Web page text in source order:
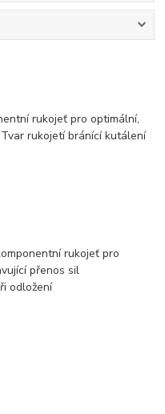
rukojeť pro optimální,
rukojetí bránící kutálení
rukojeť pro
přenos sil
odložení